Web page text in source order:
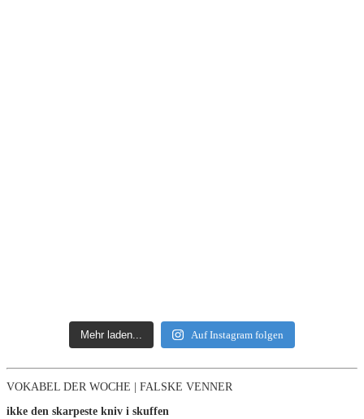
Mehr laden... Auf Instagram folgen
VOKABEL DER WOCHE | FALSKE VENNER
ikke den skarpeste kniv i skuffen